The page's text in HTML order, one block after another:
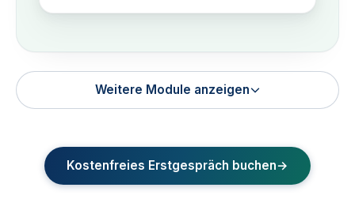
Weitere Module anzeigen
Kostenfreies Erstgespräch buchen→